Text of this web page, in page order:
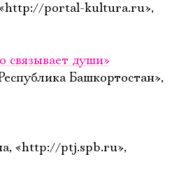
portal-kultura.ru»,
связывает души»
Башкортостан»,
«http://ptj.spb.ru»,